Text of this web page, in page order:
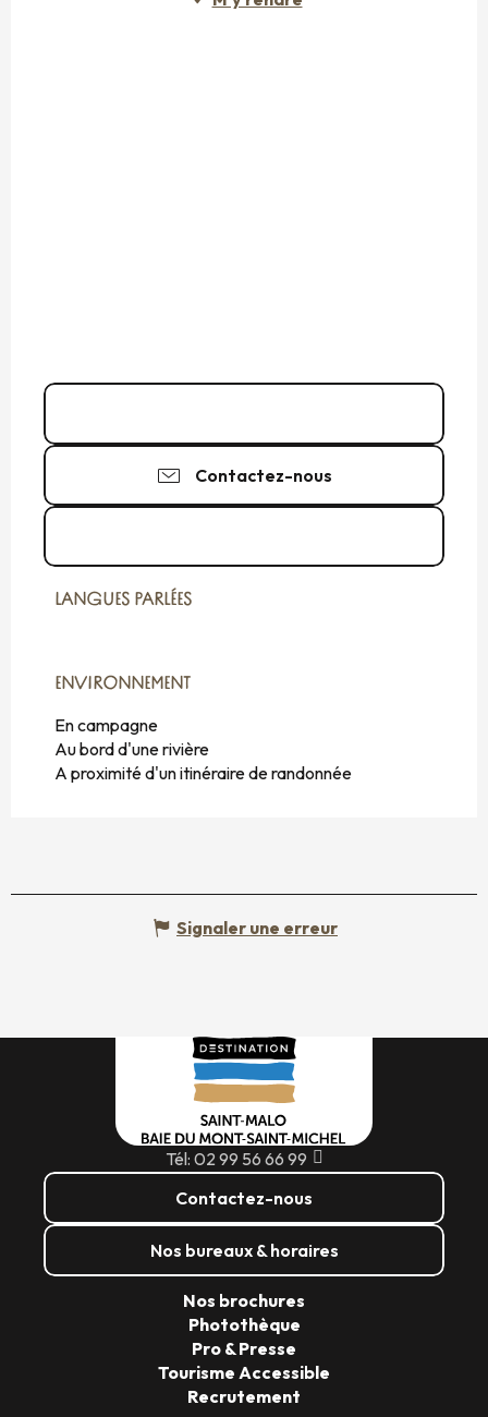
Contactez-nous
LANGUES PARLÉES
LANGUES PARLÉES
ENVIRONNEMENT
ENVIRONNEMENT
En campagne
Au bord d'une rivière
A proximité d'un itinéraire de randonnée
Signaler une erreur
Tél: 02 99 56 66 99
Contactez-nous
Nos bureaux & horaires
Nos brochures
Photothèque
Pro & Presse
Tourisme Accessible
Recrutement